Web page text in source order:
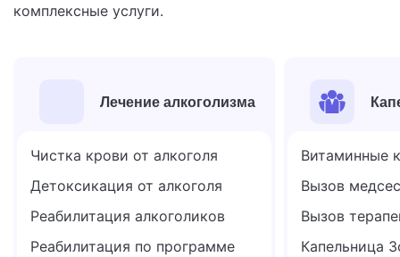
комплексные услуги.
Лечение алкоголизма
Чистка крови от алкоголя
Детоксикация от алкоголя
Реабилитация алкоголиков
Реабилитация по программе
Витаминные
Вызов
Вызов
Капельница